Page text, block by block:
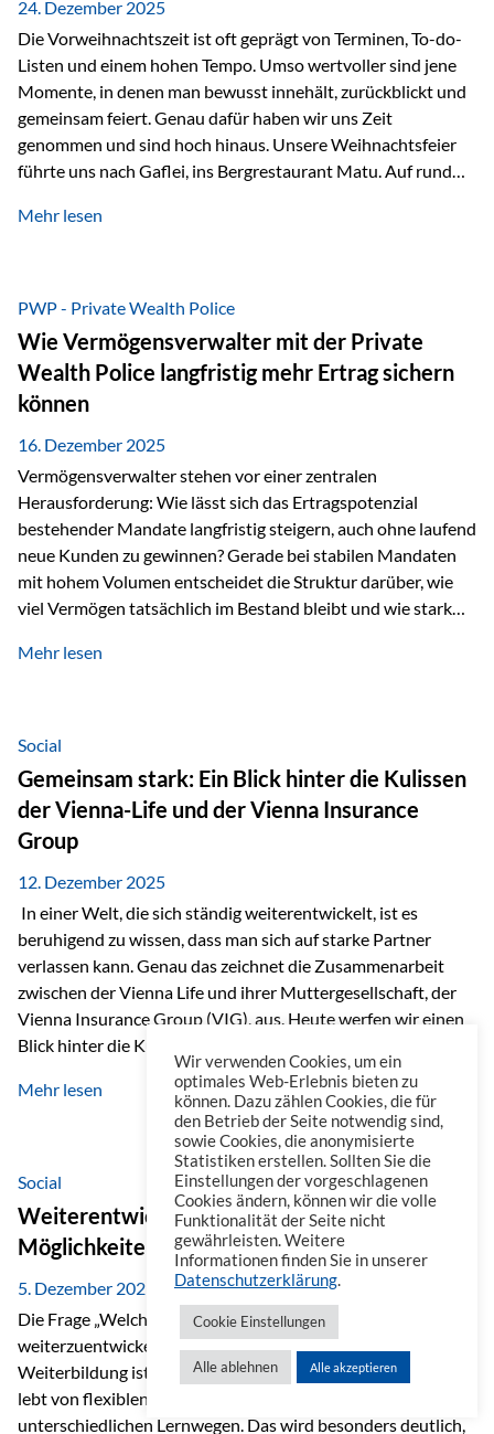
24. Dezember 2025
Die Vorweihnachtszeit ist oft geprägt von Terminen, To-do-
Listen und einem hohen Tempo. Umso wertvoller sind jene
Momente, in denen man bewusst innehält, zurückblickt und
gemeinsam feiert. Genau dafür haben wir uns Zeit
genommen und sind hoch hinaus. Unsere Weihnachtsfeier
führte uns nach Gaflei, ins Bergrestaurant Matu. Auf rund
beeindruckendes Panorama, sondern auch etwas, das im
verschneiter Landschaft, bei feinem Essen, guter Musik und
einer entspannten…
Mehr lesen
PWP - Private Wealth Police
Wie Vermögensverwalter mit der Private
Wealth Police langfristig mehr Ertrag sichern
können
16. Dezember 2025
Vermögensverwalter stehen vor einer zentralen
Herausforderung: Wie lässt sich das Ertragspotenzial
bestehender Mandate langfristig steigern, auch ohne laufend
neue Kunden zu gewinnen? Gerade bei stabilen Mandaten
mit hohem Volumen entscheidet die Struktur darüber, wie
viel Vermögen tatsächlich im Bestand bleibt und wie stark
Beispiel verdeutlicht diese Wirkung besonders deutlich.
hinzukommen, spielt nicht nur die Rendite eine Rolle. Auch
steuerliche Effekte haben einen erheblichen Einfluss auf…
Mehr lesen
Social
Gemeinsam stark: Ein Blick hinter die Kulissen
der Vienna-Life und der Vienna Insurance
Group
12. Dezember 2025
In einer Welt, die sich ständig weiterentwickelt, ist es
beruhigend zu wissen, dass man sich auf starke Partner
verlassen kann. Genau das zeichnet die Zusammenarbeit
zwischen der Vienna Life und ihrer Muttergesellschaft, der
Vienna Insurance Group (VIG), aus. Heute werfen wir einen
Blick hinter die Kulissen auf eine Unternehmensgruppe mit
beeindruckender Geschichte, gewachsenem Know-how und
einem stabilen Fundament. Ein starkes Netzwerk in ganz
Europa Die Vienna Insurance Group ist die führende
Versicherungsgruppe in Zentral- und Osteuropa. Mit über
50 Versicherungsgesellschaften in insgesamt 30 Ländern
verbindet sie regionale Stärke mit internationaler
Kompetenz.
Mehr lesen
Social
Weiterentwicklung im Berufsalltag: Welche
Möglichkeiten es gibt
5. Dezember 2025
Die Frage „Welche Möglichkeiten gibt es, sich
weiterzuentwickeln?“ lässt sich heute vielseitig beantworten.
Weiterbildung ist längst kein starrer Prozess mehr, sondern
lebt von flexiblen Formaten, individuellen Bedürfnissen und
unterschiedlichen Lernwegen. Das wird besonders deutlich,
Wir verwenden Cookies, um ein
optimales Web-Erlebnis bieten zu
können. Dazu zählen Cookies, die für
den Betrieb der Seite notwendig sind,
sowie Cookies, die anonymisierte
Statistiken erstellen. Sollten Sie die
Einstellungen der vorgeschlagenen
Cookies ändern, können wir die volle
Funktionalität der Seite nicht
gewährleisten. Weitere
Informationen finden Sie in unserer
Datenschutzerklärung.
Cookie Einstellungen
Alle ablehnen Alle akzeptieren